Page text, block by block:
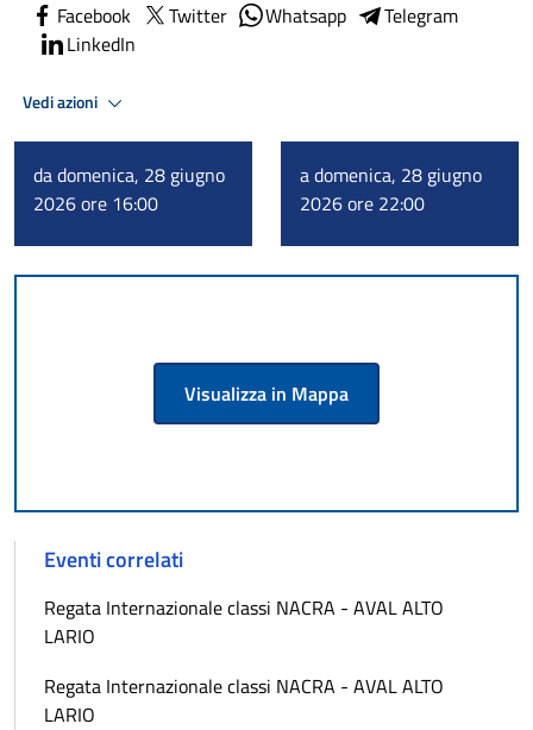
Facebook Twitter Whatsapp
Telegram
LinkedIn
Vedi azioni
da domenica, 28 giugno
2026 ore 16:00
a domenica, 28 giugno
2026 ore 22:00
Visualizza in Mappa
Eventi correlati
Regata Internazionale classi NACRA - AVAL ALTO
LARIO
Regata Internazionale classi NACRA - AVAL ALTO
LARIO